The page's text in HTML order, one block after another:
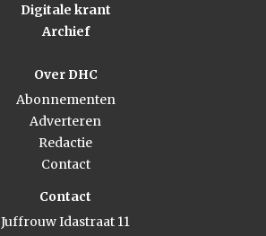
Digitale krant
Archief
Over DHC
Abonnementen
Adverteren
Redactie
Contact
Contact
Juffrouw Idastraat 11